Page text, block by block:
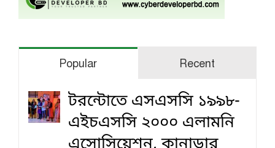
Popular Recent
টরন্টোতে এসএসসি ১৯৯৮-
এইচএসসি ২০০০ এলামনি